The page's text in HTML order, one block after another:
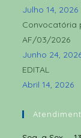
Julho 14, 2026
Convocatória
AF/03/2026
Junho 24,
EDITAL
Abril 14, 2026